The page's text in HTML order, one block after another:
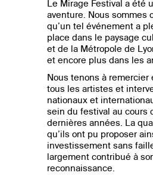
Le Mirage Festival a été
aventure. Nous sommes
qu’un tel événement a
place dans le paysage
et de la Métropole de
et encore plus dans les
Nous tenons à remercier
tous les artistes et
nationaux et
sein du festival au cours
dernières années. La
qu’ils ont pu proposer
investissement sans
largement contribué à
reconnaissance.